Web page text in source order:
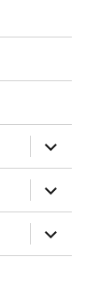
위
메
확
장
위
메
확
장
위
메